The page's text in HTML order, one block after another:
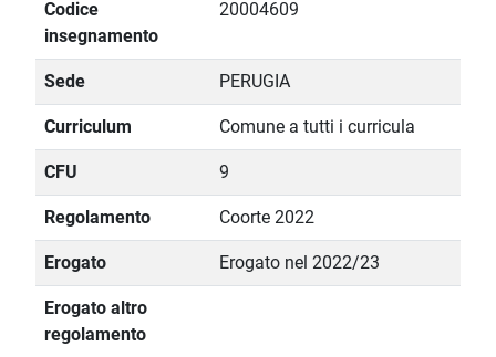
Codice
insegnamento
20004609
Sede PERUGIA
Curriculum Comune a tutti i curricula
CFU 9
Regolamento Coorte 2022
Erogato Erogato nel 2022/23
Erogato altro
regolamento